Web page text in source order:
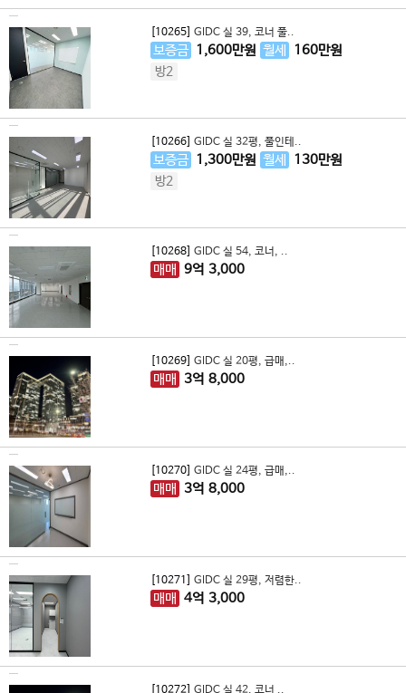
[10265] GIDC 실 39, 코너 풀..
보증금 1,600만원 월세 160만원
방2
[10266] GIDC 실 32평, 풀인테..
보증금 1,300만원 월세 130만원
방2
[10268] GIDC 실 54, 코너, ..
매매 9억 3,000
[10269] GIDC 실 20평, 급매,..
매매 3억 8,000
[10270] GIDC 실 24평, 급매,..
매매 3억 8,000
[10271] GIDC 실 29평, 저렴한..
매매 4억 3,000